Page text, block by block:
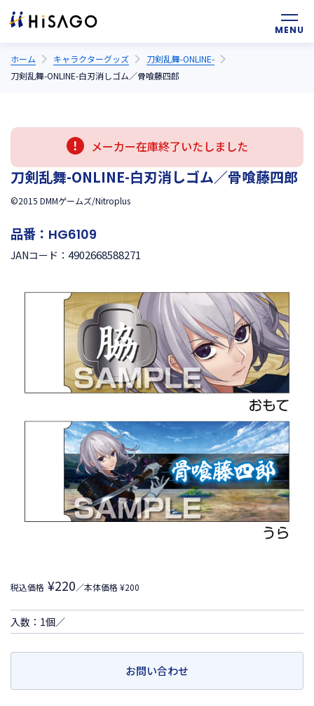
ホーム キャラクターグッズ
刀剣乱舞-ONLINE-
刀剣乱舞-ONLINE-白刃消しゴム／骨喰藤四郎
メーカー在庫終了いたしました
刀剣乱舞-ONLINE-白刃消しゴム／骨喰藤四郎
©2015 DMMゲームズ/Nitroplus
品番： HG6109
JANコード： 4902668588271
税込価格 ¥220／本体価格 ¥200
入数：1個／
お問い合わせ